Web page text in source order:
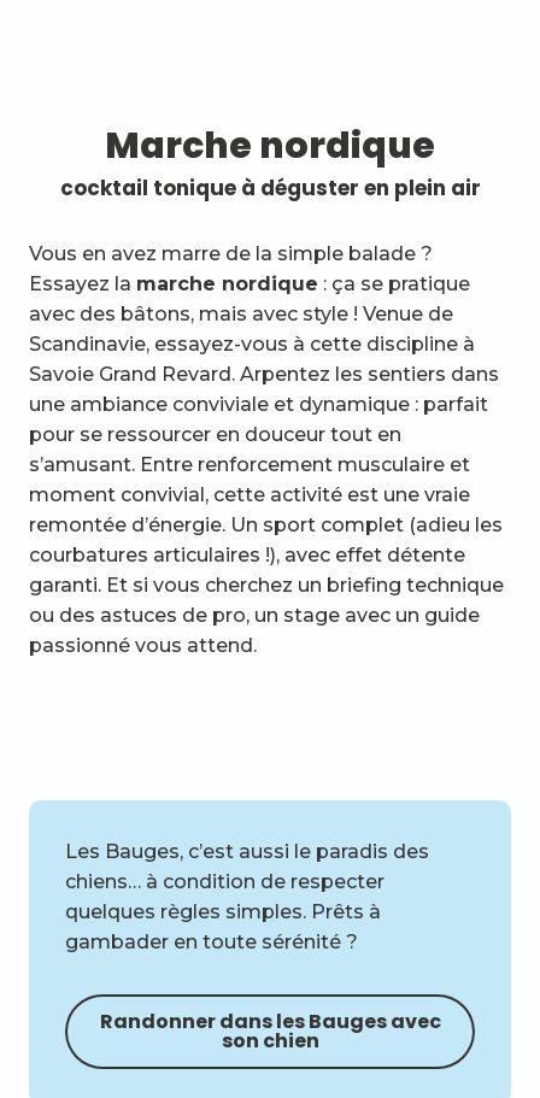
Marche nordique
cocktail tonique à déguster en plein air
Vous en avez marre de la simple balade ?
Essayez la marche nordique : ça se pratique
avec des bâtons, mais avec style ! Venue de
Scandinavie, essayez-vous à cette discipline à
Savoie Grand Revard. Arpentez les sentiers dans
une ambiance conviviale et dynamique : parfait
pour se ressourcer en douceur tout en
s’amusant. Entre renforcement musculaire et
moment convivial, cette activité est une vraie
remontée d’énergie. Un sport complet (adieu les
courbatures articulaires !), avec effet détente
garanti. Et si vous cherchez un briefing technique
ou des astuces de pro, un stage avec un guide
passionné vous attend.
Les Bauges, c’est aussi le paradis des
chiens… à condition de respecter
quelques règles simples. Prêts à
gambader en toute sérénité ?
Randonner dans les Bauges avec
son chien